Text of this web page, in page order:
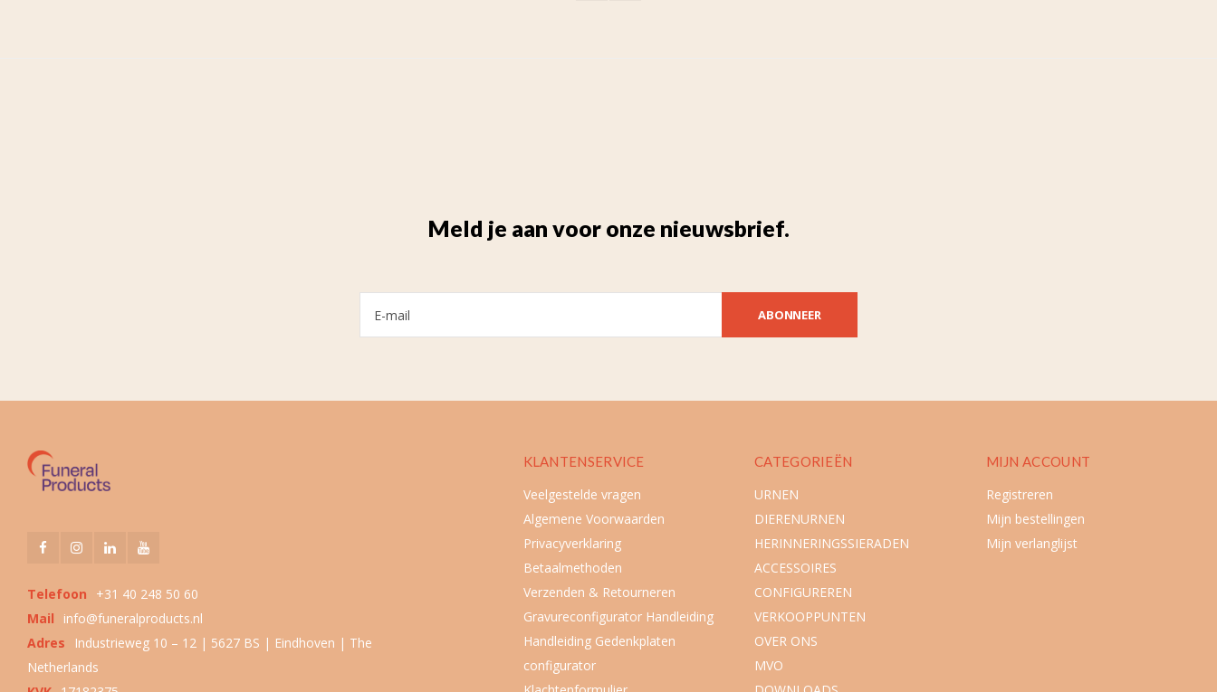
Meld je aan voor onze nieuwsbrief.
ABONNEER
Telefoon
+31 40 248 50 60
Mail
info@funeralproducts.nl
Adres
Industrieweg 10 – 12 | 5627 BS | Eindhoven | The
Netherlands
KLANTENSERVICE
Veelgestelde vragen
Algemene Voorwaarden
Privacyverklaring
Betaalmethoden
Verzenden & Retourneren
Gravureconfigurator Handleiding
Handleiding Gedenkplaten
configurator
CATEGORIEËN
URNEN
DIERENURNEN
HERINNERINGSSIERADEN
ACCESSOIRES
CONFIGUREREN
VERKOOPPUNTEN
OVER ONS
MVO
MIJN ACCOUNT
Registreren
Mijn bestellingen
Mijn verlanglijst